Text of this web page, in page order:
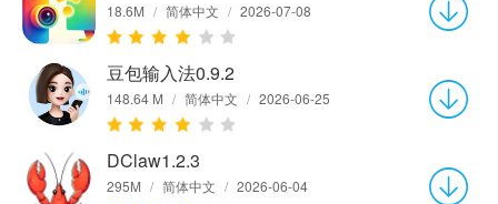
18.6M / 简体中文 / 2026-07-08
豆包输入法0.9.2
148.64 M / 简体中文 / 2026-06-25
DClaw1.2.3
295M / 简体中文 / 2026-06-04